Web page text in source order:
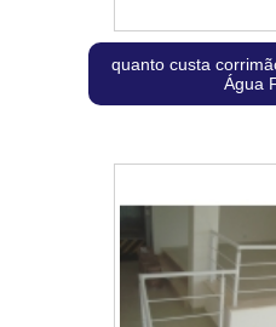
quanto custa
Água